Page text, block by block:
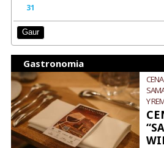
31
Gaur
Gastronomia
Y